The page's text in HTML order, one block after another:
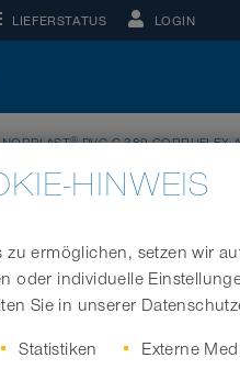
LIEFERSTATUS LOGIN
NORPLAST®PVC-C 389 CORRUFLEX
Saug- und
HINWEIS
ermöglichen, setzen wir
oder individuelle
Sie in unserer
Statistiken Externe